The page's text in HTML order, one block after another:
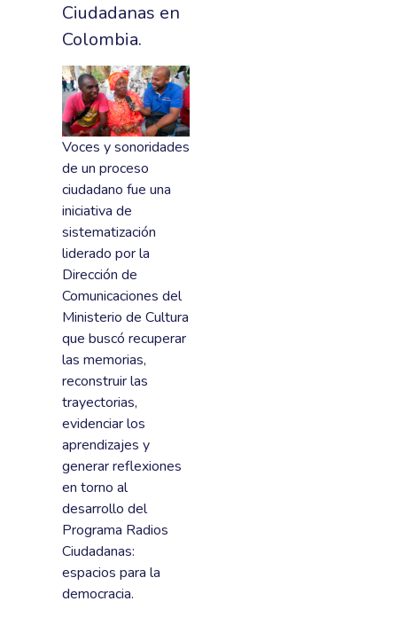
Ciudadanas en
Colombia.
Voces y sonoridades
de un proceso
ciudadano fue una
iniciativa de
sistematización
liderado por la
Dirección de
Comunicaciones del
Ministerio de Cultura
que buscó recuperar
las memorias,
reconstruir las
trayectorias,
evidenciar los
aprendizajes y
generar reflexiones
en torno al
desarrollo del
Programa Radios
Ciudadanas:
espacios para la
democracia.